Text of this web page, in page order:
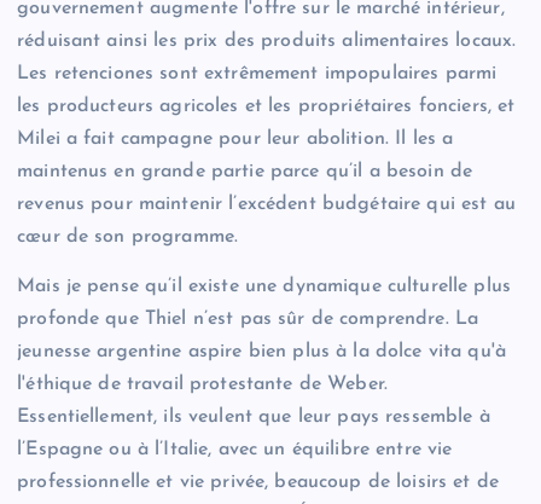
gouvernement augmente l'offre sur le marché intérieur,
réduisant ainsi les prix des produits alimentaires locaux.
Les retenciones sont extrêmement impopulaires parmi
les producteurs agricoles et les propriétaires fonciers, et
Milei a fait campagne pour leur abolition. Il les a
maintenus en grande partie parce qu’il a besoin de
revenus pour maintenir l’excédent budgétaire qui est au
cœur de son programme.
Mais je pense qu’il existe une dynamique culturelle plus
profonde que Thiel n’est pas sûr de comprendre. La
jeunesse argentine aspire bien plus à la dolce vita qu'à
l'éthique de travail protestante de Weber.
Essentiellement, ils veulent que leur pays ressemble à
l’Espagne ou à l’Italie, avec un équilibre entre vie
professionnelle et vie privée, beaucoup de loisirs et de